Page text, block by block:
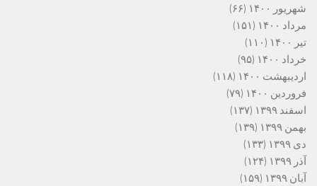
شهریور ۱۴۰۰
(۶۶)
مرداد ۱۴۰۰
(۱۵۱)
تیر ۱۴۰۰
(۱۱۰)
خرداد ۱۴۰۰
(۹۵)
اردیبهشت ۱۴۰۰
(۱۱۸)
فروردین ۱۴۰۰
(۷۹)
اسفند ۱۳۹۹
(۱۳۷)
بهمن ۱۳۹۹
(۱۳۹)
دی ۱۳۹۹
(۱۳۳)
آذر ۱۳۹۹
(۱۲۴)
آبان ۱۳۹۹
(۱۵۹)